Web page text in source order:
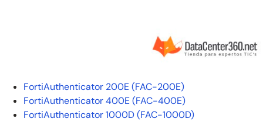
FortiAuthenticator 200E (FAC-200E)
FortiAuthenticator 400E (FAC-400E)
FortiAuthenticator 1000D (FAC-1000D)